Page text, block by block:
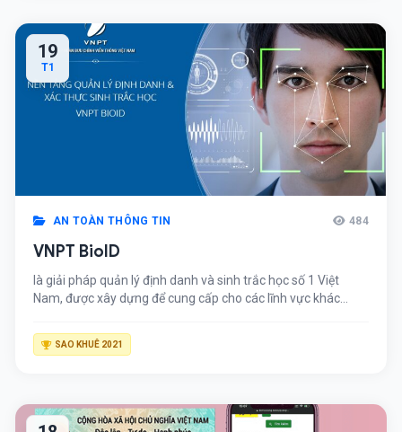
19
T1
AN TOÀN THÔNG TIN 484
VNPT BioID
là giải pháp quản lý định danh và sinh trắc học số 1 Việt
Nam, được xây dựng để cung cấp cho các lĩnh vực khác
có nhu cầu cao như: Ngân hàng, Tài chính, Bảo hiểm, Y tế,
Doanh nghiệp (Khách sạn, Du lịch…).
SAO KHUÊ 2021